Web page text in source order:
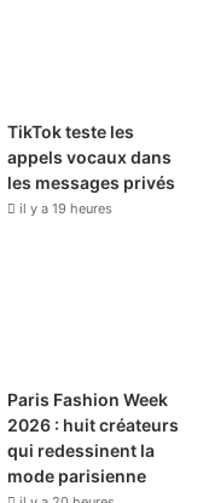
o
k
TikTok teste les
appels vocaux dans
les messages privés
il y a 19 heures
Paris Fashion Week
2026 : huit créateurs
qui redessinent la
mode parisienne